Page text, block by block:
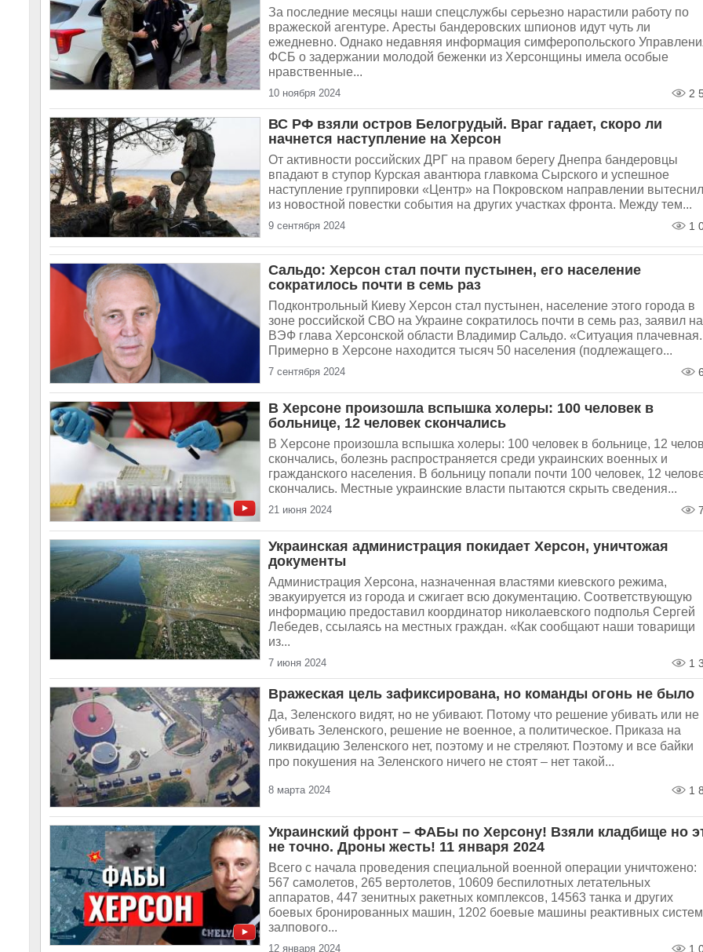
За последние месяцы наши спецслужбы серьезно нарастили работу по
вражеской агентуре. Аресты бандеровских шпионов идут чуть ли
ежедневно. Однако недавняя информация симферопольского
ФСБ о задержании молодой беженки из Херсонщины имела особые
нравственные...
10 ноября 2024 2
ВС РФ взяли остров Белогрудый. Враг гадает, скоро ли
начнется наступление на Херсон
От активности российских ДРГ на правом берегу Днепра бандеровцы
впадают в ступор Курская авантюра главкома Сырского и успешное
наступление группировки «Центр» на Покровском направлении
из новостной повестки события на других участках фронта. Между тем...
9 сентября 2024 1
Сальдо: Херсон стал почти пустынен, его население
сократилось почти в семь раз
Подконтрольный Киеву Херсон стал пустынен, население этого города в
зоне российской СВО на Украине сократилось почти в семь раз, заявил на
ВЭФ глава Херсонской области Владимир Сальдо. «Ситуация плачевная.
Примерно в Херсоне находится тысяч 50 населения (подлежащего...
7 сентября 2024
В Херсоне произошла вспышка холеры: 100 человек в
больнице, 12 человек скончались
В Херсоне произошла вспышка холеры: 100 человек в больнице, 12
скончались, болезнь распространяется среди украинских военных и
гражданского населения. В больницу попали почти 100 человек, 12
скончались. Местные украинские власти пытаются скрыть сведения...
21 июня 2024
Украинская администрация покидает Херсон, уничтожая
документы
Администрация Херсона, назначенная властями киевского режима,
эвакуируется из города и сжигает всю документацию. Соответствующую
информацию предоставил координатор николаевского подполья Сергей
Лебедев, ссылаясь на местных граждан. «Как сообщают наши товарищи
из...
7 июня 2024 1
Вражеская цель зафиксирована, но команды огонь не было
Да, Зеленского видят, но не убивают. Потому что решение убивать или не
убивать Зеленского, решение не военное, а политическое. Приказа на
ликвидацию Зеленского нет, поэтому и не стреляют. Поэтому и все байки
про покушения на Зеленского ничего не стоят – нет такой...
8 марта 2024 1
Украинский фронт – ФАБы по Херсону! Взяли кладбище но
не точно. Дроны жесть! 11 января 2024
Всего с начала проведения специальной военной операции уничтожено:
567 самолетов, 265 вертолетов, 10609 беспилотных летательных
аппаратов, 447 зенитных ракетных комплексов, 14563 танка и других
боевых бронированных машин, 1202 боевые машины реактивных систем
залпового...
12 января 2024 1